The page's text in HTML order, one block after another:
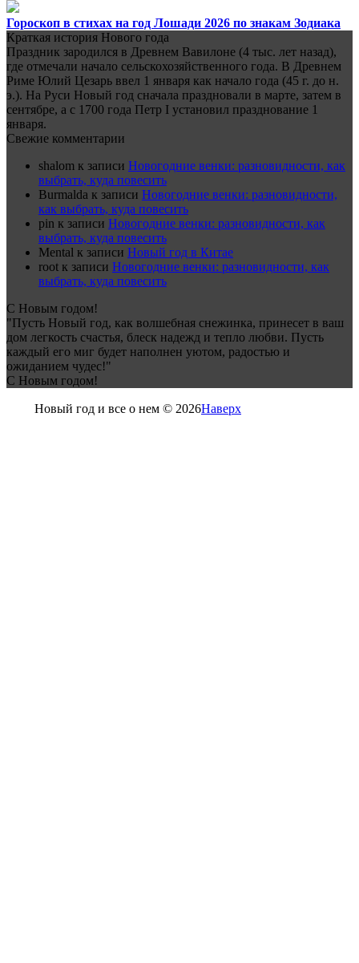
Гороскоп в стихах на год Лошади 2026 по знакам Зодиака
Краткая история Нового года
Праздник зародился в Древнем Вавилоне (4 тыс. лет назад),
где отмечали начало сельскохозяйственного года. В Древнем
Риме Юлий Цезарь ввел 1 января как начало года (45 г. до н.
э.). На Руси Новый год сначала праздновали в марте, затем в
сентябре, а с 1700 года Петр I установил празднование 1
января.
Свежие комментарии
shalom к записи Новогодние венки: разновидности, как
выбрать, куда повесить
Burmalda к записи Новогодние венки: разновидности,
как выбрать, куда повесить
pin к записи Новогодние венки: разновидности, как
выбрать, куда повесить
Mental к записи Новый год в Китае
root к записи Новогодние венки: разновидности, как
выбрать, куда повесить
С Новым годом!
"Пусть Новый год, как волшебная снежинка, принесет в ваш
дом легкость счастья, блеск надежд и тепло любви. Пусть
каждый его миг будет наполнен уютом, радостью и
ожиданием чудес!"
С Новым годом!
Новый год и все о нем © 2026Наверх